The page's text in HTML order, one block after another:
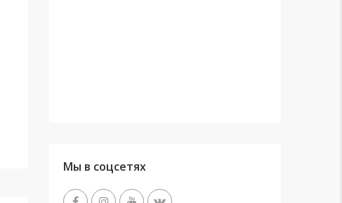
Мы в соцсетях